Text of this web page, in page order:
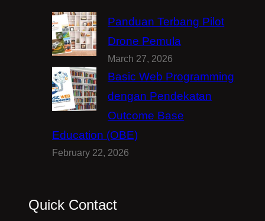
Panduan Terbang Pilot
Drone Pemula
March 27, 2026
Basic Web Programming
dengan Pendekatan
Outcome Base
Education (OBE)
February 22, 2026
Quick Contact